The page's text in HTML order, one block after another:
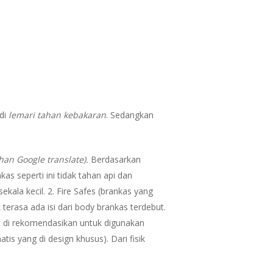
lemari tahan kebakaran. Sedangkan
Google translate). Berdasarkan
seperti ini tidak tahan api dan
kecil. 2. Fire Safes (brankas yang
ada isi dari body brankas terdebut.
rekomendasikan untuk digunakan
yang di design khusus). Dari fisik